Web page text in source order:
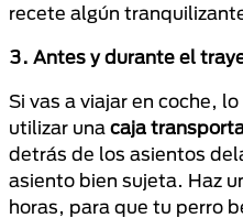
recete algún
3. Antes y durante el
Si vas a viajar en coche,
utilizar una caja
detrás de los asientos
asiento bien sujeta. Haz
horas, para que tu perro